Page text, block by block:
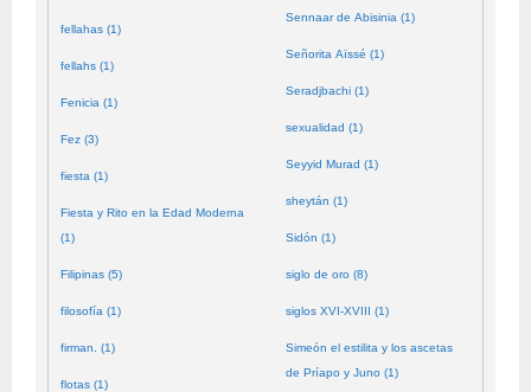
fellahas (1)
fellahs (1)
Fenicia (1)
Fez (3)
fiesta (1)
Fiesta y Rito en la Edad Moderna
(1)
Filipinas (5)
filosofía (1)
firman. (1)
flotas (1)
Sennaar de Abisinia (1)
Señorita Aïssé (1)
Seradjbachi (1)
sexualidad (1)
Seyyid Murad (1)
sheytán (1)
Sidón (1)
siglo de oro (8)
siglos XVI-XVIII (1)
Simeón el estilita y los ascetas
de Príapo y Juno (1)